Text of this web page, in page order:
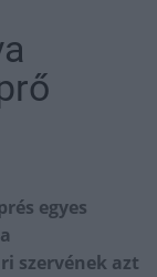
egyes
szervének azt